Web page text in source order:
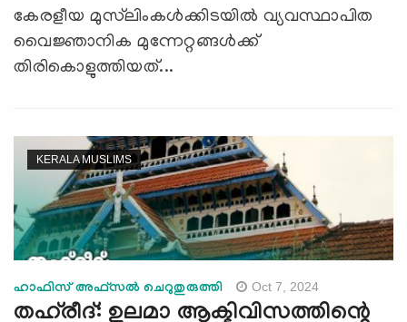
കേരളീയ മുസ്‍ലിംകൾക്കിടയിൽ വ്യവസ്ഥാപിത
വൈജ്ഞാനിക മുന്നേറ്റങ്ങൾക്ക്
തിരികൊളുത്തിയത്...
KERALA MUSLIMS
ഹാഫിസ് അഫ്സൽ ചെറുതുരുത്തി Oct 7, 2024
തഹ്‍രീദ്: ഉലമാ ആക്ടിവിസത്തിന്റെ